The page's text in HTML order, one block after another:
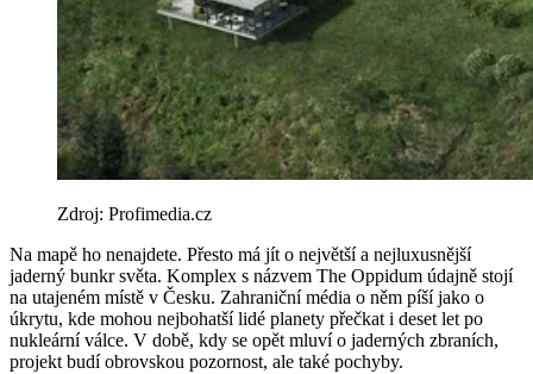
Zdroj: Profimedia.cz
Na mapě ho nenajdete. Přesto má jít o největší a nejluxusnější
jaderný bunkr světa. Komplex s názvem The Oppidum údajně stojí
na utajeném místě v Česku. Zahraniční média o něm píší jako o
úkrytu, kde mohou nejbohatší lidé planety přečkat i deset let po
nukleární válce. V době, kdy se opět mluví o jaderných zbraních,
projekt budí obrovskou pozornost, ale také pochyby.